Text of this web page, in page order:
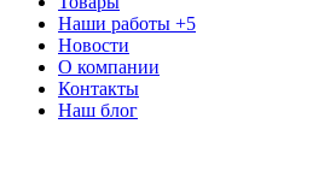
Наши работы +5
Новости
О компании
Контакты
Наш блог